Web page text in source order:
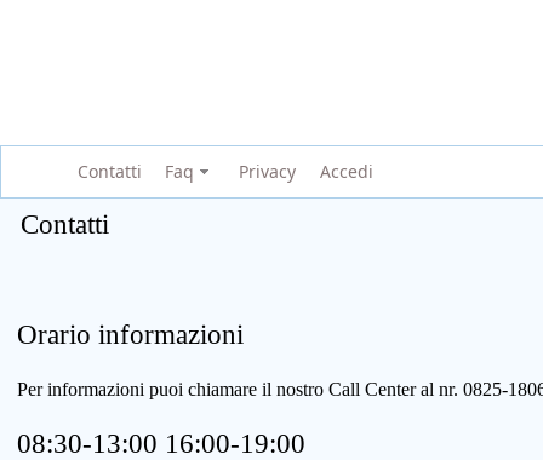
Contatti Faq Privacy Accedi
Contatti
Orario informazioni
Per informazioni puoi chiamare il nostro Call Center al nr. 0825-
08:30-13:00 16:00-19:00